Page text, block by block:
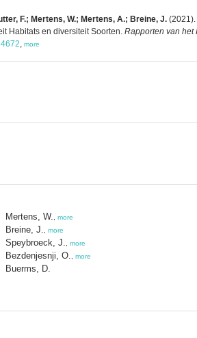
F.; Mertens, W.; Mertens, A.; Breine, J.
Habitats en diversiteit Soorten. Rapporten van het
, more
Mertens, W. more
Breine, J. more
Speybroeck, J. more
Bezdenjesnji, O. more
Buerms, D.